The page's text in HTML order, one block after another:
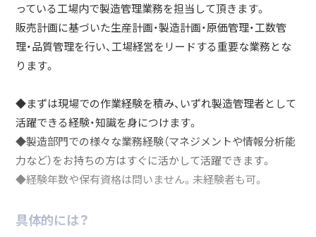
っている工場内で製造管理業務を担当して頂きます。
販売計画に基づいた生産計画・製造計画・原価管理・工数管
理・品質管理を行い、工場経営をリードする重要な業務とな
ります。
◆まずは現場での作業経験を積み、いずれ製造管理者として
活躍できる経験・知識を身につけます。
◆製造部門での様々な業務経験（マネジメントや情報分析能
力など）をお持ちの方はすぐに活かして活躍できます。
◆経験年数や保有資格は問いません。未経験者も可。
具体的には？